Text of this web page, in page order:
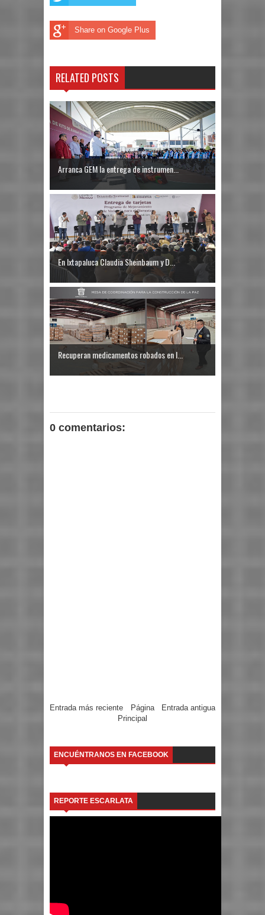
Share on Google Plus
RELATED POSTS
Arranca GEM la entrega de instrumen...
En Ixtapaluca Claudia Sheinbaum y D...
Recuperan medicamentos robados en I...
0 comentarios:
Entrada más reciente Entrada antigua
Página
Principal
ENCUÉNTRANOS EN FACEBOOK
REPORTE ESCARLATA